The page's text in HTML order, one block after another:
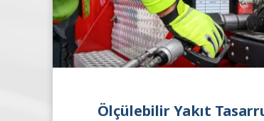
Ölçülebilir Yakıt